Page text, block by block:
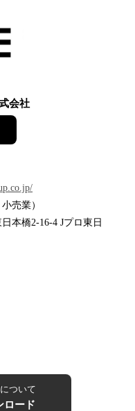
会社
売業）
本橋2-16-4 Jプロ東日
ついて
ロード